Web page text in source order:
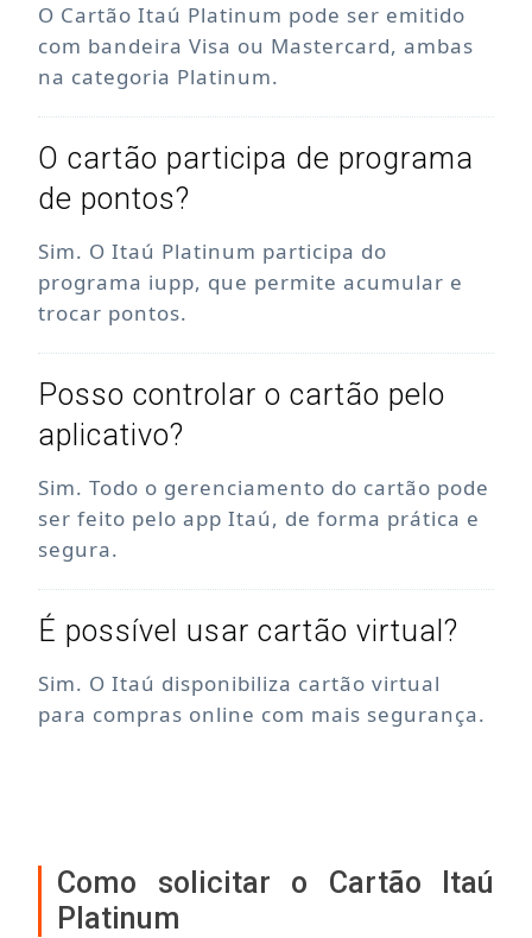
O Cartão Itaú Platinum pode ser emitido
com bandeira Visa ou Mastercard, ambas
na categoria Platinum.
O cartão participa de programa
de pontos?
Sim. O Itaú Platinum participa do
programa iupp, que permite acumular e
trocar pontos.
Posso controlar o cartão pelo
aplicativo?
Sim. Todo o gerenciamento do cartão pode
ser feito pelo app Itaú, de forma prática e
segura.
É possível usar cartão virtual?
Sim. O Itaú disponibiliza cartão virtual
para compras online com mais segurança.
Como solicitar o Cartão Itaú
Platinum